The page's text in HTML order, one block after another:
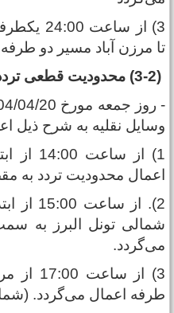
3) از ساعت
مرزن آباد مسیر دو طرفه
نقلیه به شرح ذیل
1) از ساعت
محدودیت تردد به
2). از ساعت
تونل البرز به
3) از ساعت
اعمال می‌گردد.